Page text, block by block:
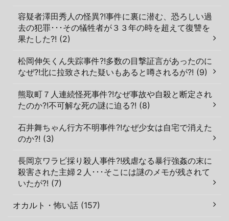
容疑者澤田秀人の怪異?!事件に裏に潜む、恐ろしい過
去の犯罪･･･その犠牲者が３３年の時を超えて復讐を
果たした?! (2)
松岡伸矢くん失踪事件?!多数の目撃証言があったのに
なぜ?!北に拉致された疑いもあると噂されるが?! (9)
熊取町７人連続怪死事件?!なぜ事故や自殺と断定され
たのか?!不可解な死の謎に迫る?! (8)
石井舞ちゃん行方不明事件?!なぜ少女は自宅で消えた
のか?! (3)
長岡京ワラビ採り殺人事件?!残虐なる暴行強姦の末に
殺害された主婦２人･･･そこには謎のメモが残されて
いたが?! (7)
オカルト・怖い話 (157)